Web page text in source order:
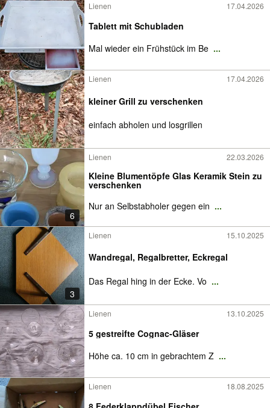
Lienen 17.04.2026
Tablett mit Schubladen
Mal wieder ein Frühstück im Be ...
Lienen 17.04.2026
kleiner Grill zu verschenken
einfach abholen und losgrillen
6
Lienen 22.03.2026
Kleine Blumentöpfe Glas Keramik Stein zu
verschenken
Nur an Selbstabholer gegen ein ...
3
Lienen 15.10.2025
Wandregal, Regalbretter, Eckregal
Das Regal hing in der Ecke. Vo ...
Lienen 13.10.2025
5 gestreifte Cognac-Gläser
Höhe ca. 10 cm in gebrachtem Z ...
Lienen 18.08.2025